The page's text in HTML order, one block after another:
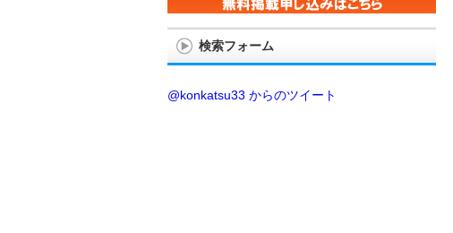
検索フォーム
@konkatsu33 からのツイート